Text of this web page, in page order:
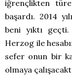
iğrençlikten
başardı. 2014
beni yıktı
Herzog ile
sefer onun bir
olmaya